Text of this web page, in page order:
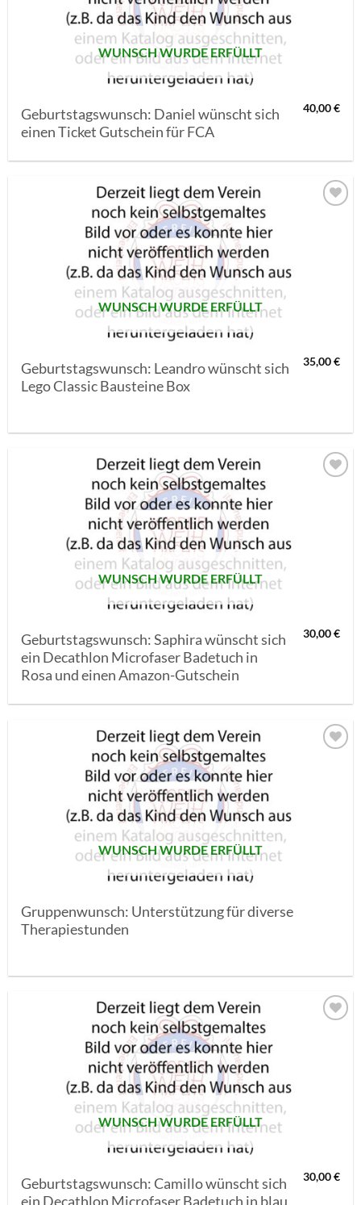
WUNSCH WURDE ERFÜLLT
Geburtstagswunsch: Daniel wünscht sich
einen Ticket Gutschein für FCA
40,00€
WUNSCH WURDE ERFÜLLT
Geburtstagswunsch: Leandro wünscht sich
Lego Classic Bausteine Box
35,00€
WUNSCH WURDE ERFÜLLT
Geburtstagswunsch: Saphira wünscht sich
ein Decathlon Microfaser Badetuch in
Rosa und einen Amazon-Gutschein
30,00€
WUNSCH WURDE ERFÜLLT
Gruppenwunsch: Unterstützung für diverse
Therapiestunden
WUNSCH WURDE ERFÜLLT
Geburtstagswunsch: Camillo wünscht sich
ein Decathlon Microfaser Badetuch in blau
30,00€